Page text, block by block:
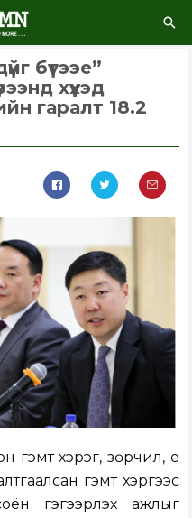
бүтээе”
хүүхэд
гаралт 18.2
гэмт хэрэг, зөрчил, үе
гэмт хэргээс
гэгээрүүлэх ажлыг